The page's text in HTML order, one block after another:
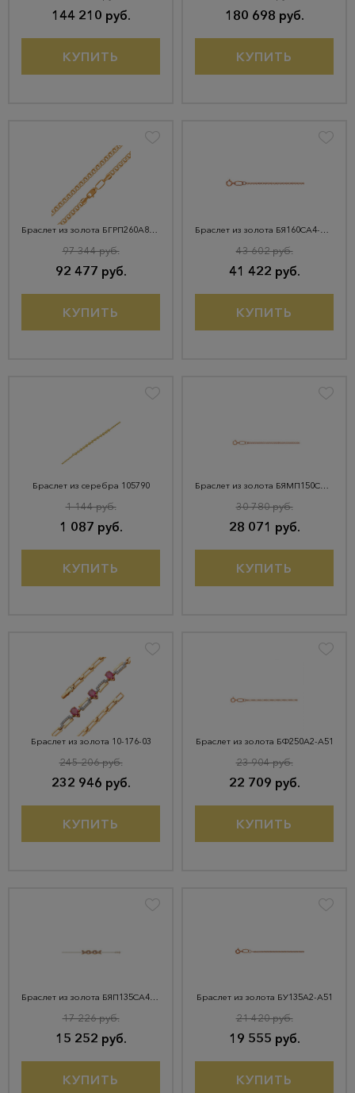
144 210 руб.
КУПИТЬ
180 698 руб.
КУПИТЬ
Браслет из золота БГРП260А8-А51
92 477 руб.
97 344 руб.
КУПИТЬ
Браслет из золота БЯ160СА4-А51
41 422 руб.
43 602 руб.
КУПИТЬ
Браслет из серебра 105790
1 087 руб.
1 144 руб.
КУПИТЬ
Браслет из золота БЯМП150СА2-А51
28 071 руб.
30 780 руб.
КУПИТЬ
Браслет из золота 10-176-03
232 946 руб.
245 206 руб.
КУПИТЬ
Браслет из золота БФ250А2-А51
22 709 руб.
23 904 руб.
КУПИТЬ
Браслет из золота БЯП135СА4-А51
15 252 руб.
17 226 руб.
КУПИТЬ
Браслет из золота БУ135А2-А51
19 555 руб.
21 420 руб.
КУПИТЬ